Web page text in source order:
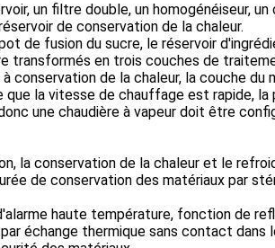
un filtre double, un homogénéiseur, un
de conservation de la chaleur.
de fusion du sucre, le réservoir
transformés en trois couches de
conservation de la chaleur, la couche du
la vitesse de chauffage est rapide, la
une chaudière à vapeur doit être
la conservation de la chaleur et le
de conservation des matériaux par
haute température, fonction de
échange thermique sans contact dans